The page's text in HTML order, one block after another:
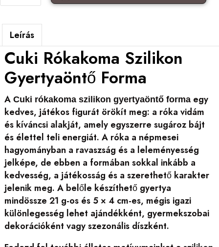
Leírás
Cuki Rókakoma Szilikon
Gyertyaöntő Forma
A Cuki rókakoma szilikon gyertyaöntő formaegy
kedves, játékos figurát örökít meg: a róka vidám
és kíváncsi alakját, amely egyszerre sugároz bájt
és élettel teli energiát. A róka a népmesei
hagyományban a ravaszság és a leleményesség
jelképe, de ebben a formában sokkal inkább a
kedvesség, a játékosság és a szerethető karakter
jelenik meg. A belőle készíthető gyertya
mindössze 21 g-os és 5 × 4 cm-es, mégis igazi
különlegesség lehet ajándékként, gyermekszobai
dekorációként vagy szezonális díszként.